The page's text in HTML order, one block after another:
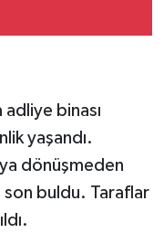
binası
yaşandı.
dönüşmeden
buldu. Taraflar